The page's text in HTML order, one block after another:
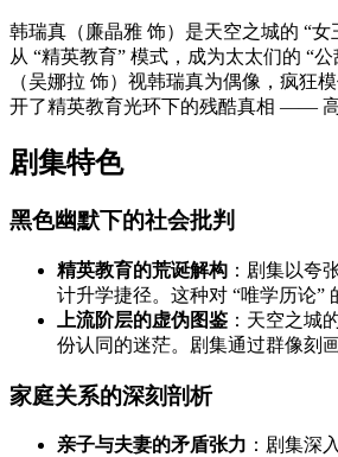
韩瑞真（廉晶雅 饰）是天空之城的 “
从 “精英教育” 模式，成为太太们的 “
（吴娜拉 饰）视韩瑞真为偶像，疯狂
开了精英教育光环下的残酷真相 ——
剧集特色
黑色幽默下的社会批判
精英教育的荒诞解构 ：剧集以夸
计升学捷径。这种对 “唯学历论”
上流阶层的虚伪图鉴 ：天空之城
份认同的迷茫。剧集通过群像刻
家庭关系的深刻剖析
亲子与夫妻的矛盾张力 ：剧集深